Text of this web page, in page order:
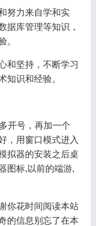
努力来自学和实
据库管理等知识，
。
和坚持，不断学习
知识和经验。
开号，再加一个
，用窗口模式进入
拟器的安装之后桌
图标,以前的端游,
你花时间阅读本站
的信息别忘了在本